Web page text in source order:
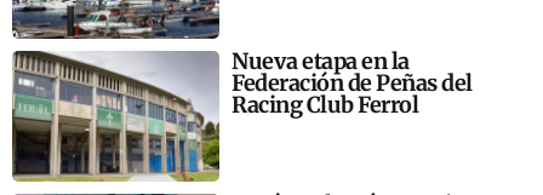
Nueva etapa en la
Federación de Peñas del
Racing Club Ferrol